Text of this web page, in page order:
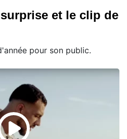
et le clip de
pour son public.